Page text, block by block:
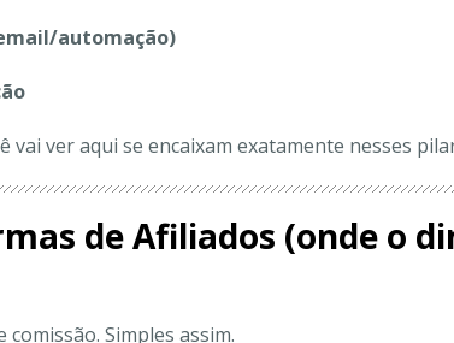
automação)
vai ver aqui se encaixam exatamente nesses
de Afiliados (onde o
Simples assim.